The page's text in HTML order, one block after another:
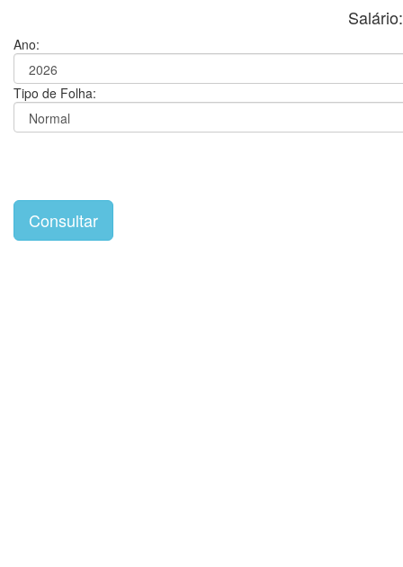
Ano:
Tipo de Folha: